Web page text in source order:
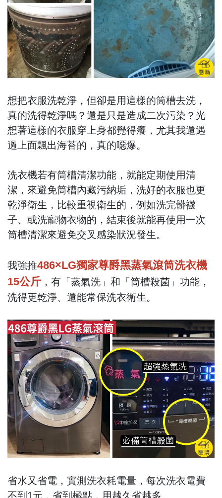
想把衣服洗乾淨，但卻是用這樣的筒槽去洗，
真的洗得乾淨嗎？還是只是造成二次污染？光
想著這樣的衣服穿上身都覺得癢，尤其我還遇
過上面飄出海苔的，真的噁爆。
洗衣機若有筒槽清潔功能，就能定期使用清
潔，來避免筒槽內藏污納垢，洗好的衣服也更
乾淨衛生，比較重視衛生的，例如洗完髒襪
子、或洗寵物衣物的，結束後就能再使用一次
筒槽清潔來避免交叉感染狀況發生。
我強推486×LG獨家尊爵黑蒸氣滾筒洗衣機
15公斤 ，有「蒸氣洗」和「筒槽殺菌」功能，
洗得更乾淨、還能常保洗衣衛生。
省水又省電，實測洗衣耗電量，每次洗衣電費
不到1元，省到極點，用越久省越多。